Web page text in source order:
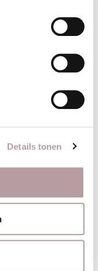
Details tonen
en/of
altijd met een